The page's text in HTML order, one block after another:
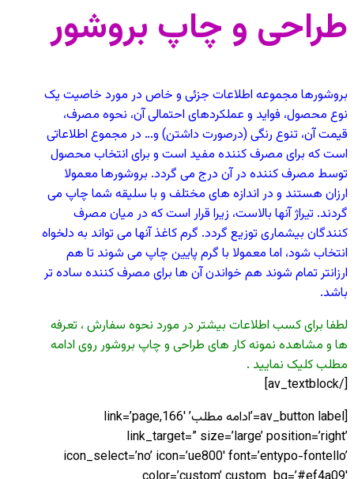
طراحی و چاپ بروشور
بروشورها مجموعه اطلاعات جزئی و خاص در مورد خاصیت یک
نوع محصول، فواید و عملکردهای احتمالی آن، نحوه مصرف،
قیمت آن، تنوع رنگی (درصورت داشتن) و… در مجموع اطلاعاتی
است که برای مصرف کننده مفید است و برای انتخاب محصول
توسط مصرف کننده در آن درج می گردد. بروشورها معمولا
ارزان هستند و در اندازه های مختلف و با سلیقه شما چاپ می
گردند. تیراژ آنها بالاست، زیرا قرار است که در میان مصرف
کنندگان بیشماری توزیع گردد. گرم کاغذ آنها می تواند به دلخواه
انتخاب شود، اما معمولا با گرم پایین چاپ می شوند تا هم
ارزانتر تمام شوند هم خواندن آن ها برای مصرف کننده ساده تر
باشد.
لطفا برای کسب اطلاعات بیشتر در مورد نحوه سفارش ، تعرفه
ها و مشاهده نمونه کار های طراحی و چاپ بروشور روی ادامه
مطلب کلیک نمایید .
[/av_textblock]
[av_button label=’ادامه مطلب’ link=’page,166′
link_target=” size=’large’ position=’right’
icon_select=’no’ icon=’ue800′ font=’entypo-fontello’